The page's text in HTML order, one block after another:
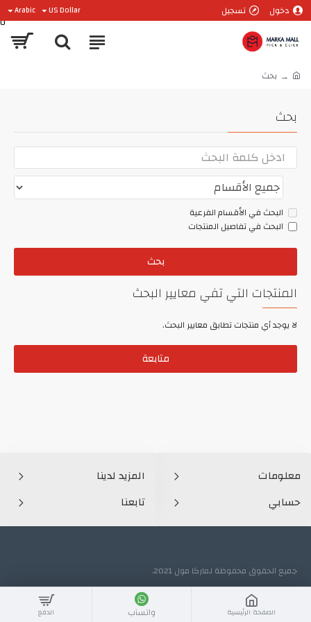
دخول تسجيل US Dollar
Arabic
0
بحث
بحث
البحث في الأقسام الفرعية
البحث في تفاصيل المنتجات
بحث
المنتجات التي تفي معايير البحث
لا يوجد أي منتجات تطابق معايير البحث.
متابعة
معلومات
حسابي
المزيد لدينا
تابعنا
جميع الحقوق محفوظة لماركا مول 2021.
الصفحة الرئيسية واتسآب الدفع